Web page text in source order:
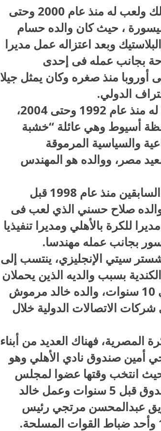
أحمد حسام “ميدو” أحد أساطير الزمالك ولعب له منذ عام 2000 وحتى
وميسورة ، حيث كان والده حسام
وبعد اعتزاله عمل مديرا
بجانب عمله فى إحدى
أوروبا منذ صغره وكان يمثل جيلا
الدولي.
هادي خشبة أحد أساطير الأهلي ولعب له منذ عام 1992 وحتى 2004،
أسيوط وهي عائلة “خشبة
والسياسية المرموقة
مصر، ووالده هو المهندس
أحمد صلاح حسني.. أحد لاعبي الأهلي السابقين منذ عام 1998 قبل
إلى الفن، والده صلاح حسني الذي لعب فى
منذ عام 1960 وحتى 1965 ثم مديرا للكرة بالأهلي ومديرا تنفيذيا
بجانب عمله مهندسا.
سيتي الإنجليزي، ينتسب إلى
بسبب والديه الذين يحملان
نفس الجنسية ومعيشتهم هناك لحوالي 10 سنوات، والده خالد مرموش
الاتصالات الدولية خلال
المصرية، فهناك العديد من أبناء
أمين صندوق نادي الأهلي وهو
فى الأهلي منذ عام 2004 ، حيث انتخب وقتها عضوا لمجلس
الإدارة وتم تصعيده لمنصب أمين الصندوق قبل 5 سنوات وعمل خالد
عبدالمحسن مرتجي رئيس